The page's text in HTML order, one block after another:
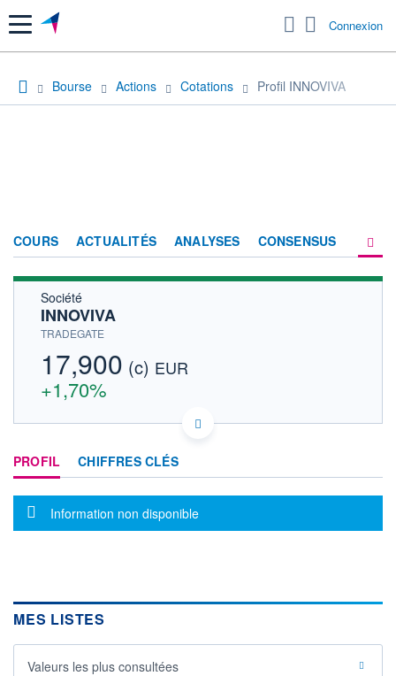
Menu Connexion
Bourse Actions Cotations Profil INNOVIVA
COURS ACTUALITÉS ANALYSES CONSENSUS
Société
INNOVIVA
TRADEGATE
17,900 (c) EUR
+1,70%
US45781M1018 HVE
Politique d'exécution
Cotation sur les autres places
17,4
OUVERTURE
18,000
CLÔTURE VEILLE
PROFIL CHIFFRES CLÉS
Message d'information
Information non disponible
MES LISTES
Valeurs les plus consultées